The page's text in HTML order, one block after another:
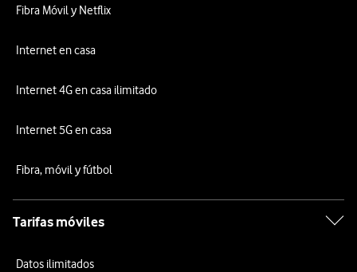
Fibra Móvil y Netflix
Internet en casa
Internet 4G en casa ilimitado
Internet 5G en casa
Fibra, móvil y fútbol
Tarifas móviles
Datos ilimitados